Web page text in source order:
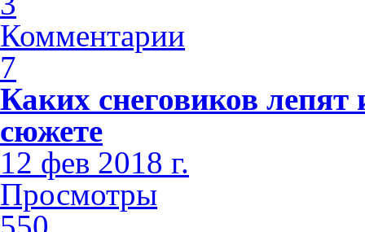
Комментарии
7
Каких снеговиков
сюжете
12 фев 2018 г.
Просмотры